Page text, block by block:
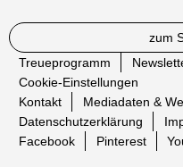
zum
Treueprogramm
Cookie-Einstellungen
Kontakt
Mediadaten &
Datenschutzerklärung
Facebook
Pinterest